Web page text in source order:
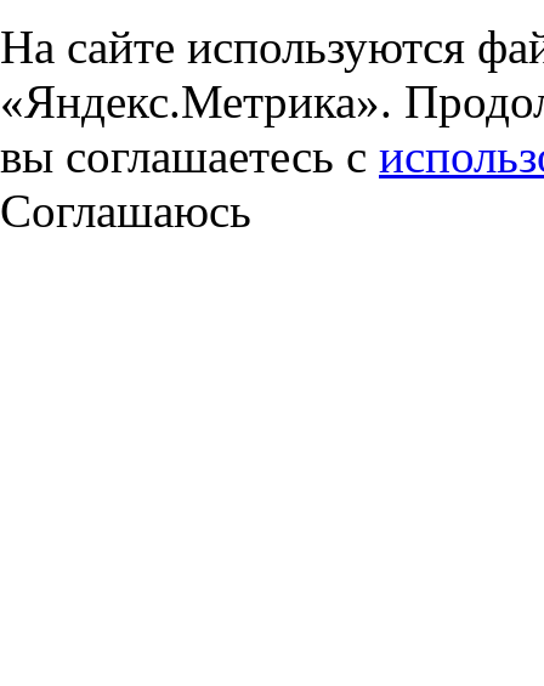
На сайте используются
«Яндекс.Метрика».
вы соглашаетесь с
Соглашаюсь